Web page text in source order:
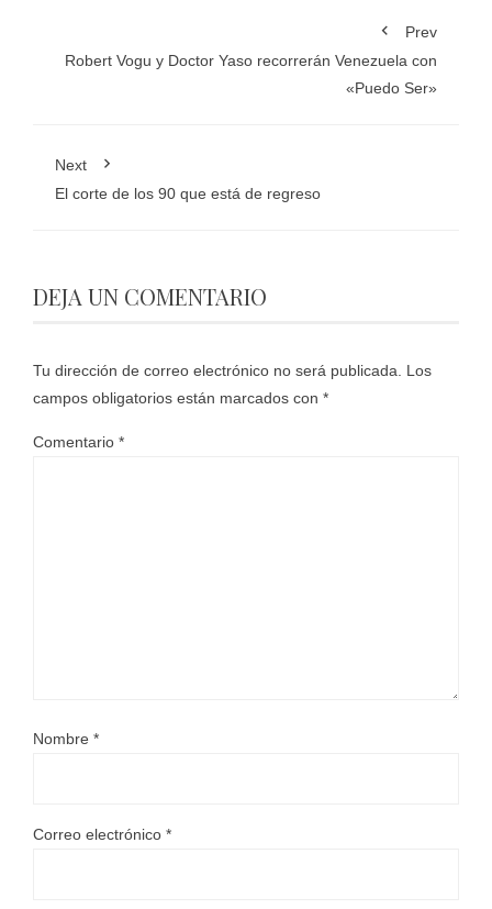
Prev
Robert Vogu y Doctor Yaso recorrerán Venezuela con
«Puedo Ser»
Next
El corte de los 90 que está de regreso
DEJA UN COMENTARIO
Tu dirección de correo electrónico no será publicada.
Los
campos obligatorios están marcados con *
Comentario *
Nombre *
Correo electrónico *